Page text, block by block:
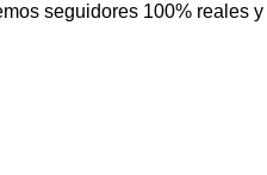
seguidores 100% reales